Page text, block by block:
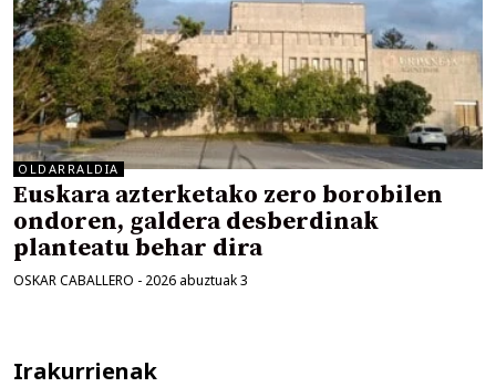
OLDARRALDIA
Euskara azterketako zero borobilen
ondoren, galdera desberdinak
planteatu behar dira
OSKAR CABALLERO - 2026 abuztuak 3
Irakurrienak